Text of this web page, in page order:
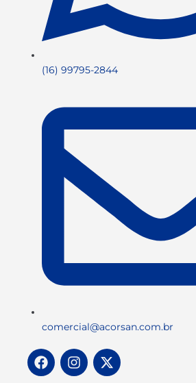
(16) 99795-2844
comercial@acorsan.com.br